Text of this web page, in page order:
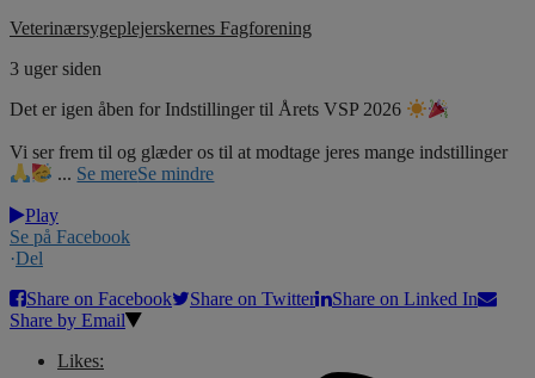
Veterinærsygeplejerskernes Fagforening
3 uger siden
Det er igen åben for Indstillinger til Årets VSP 2026
Vi ser frem til og glæder os til at modtage jeres mange indstillinger
... Se mereSe mindre
Play
Se på Facebook
·Del
Share on Facebook
Share on Twitter
Share on Linked In
Share by Email
Likes: